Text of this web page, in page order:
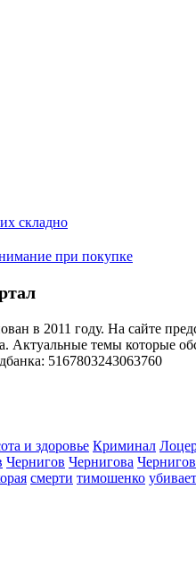
складно
при покупке
в 2011 году. На сайте
Актуальные темы которые
5167803243063760
и здоровье Криминал
Чернигов Чернигова
смерти тимошенко убивает